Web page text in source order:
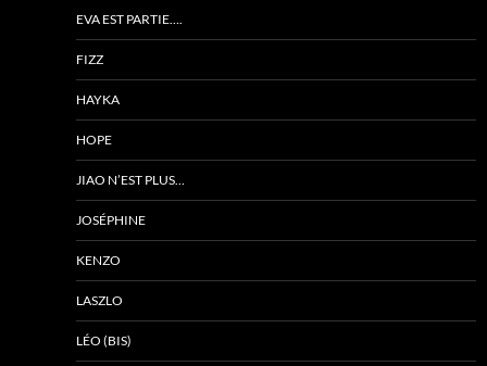
EVA EST PARTIE….
FIZZ
HAYKA
HOPE
JIAO N’EST PLUS…
JOSÉPHINE
KENZO
LASZLO
LÉO (BIS)